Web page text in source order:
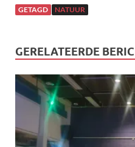
GETAGD NATUUR
GERELATEERDE